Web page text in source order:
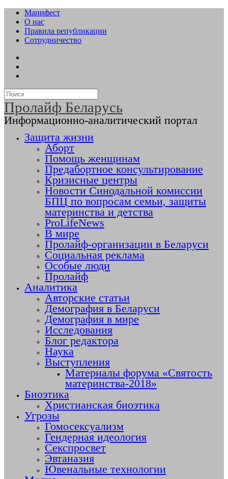
Манифест
О нас
Правила републикации
Сотрудничество
Пролайф Беларусь
Информационно-аналитический портал
Защита жизни
Аборт
Помощь женщинам
Предабортное консультирование
Кризисные центры
Новости Синодальной комиссии
БПЦ по вопросам семьи, защиты
материнства и детства
ProLifeNews
В мире
Пролайф-организации в Беларуси
Социальная реклама
Особые люди
Пролайф
Аналитика
Авторские статьи
Демография в Беларуси
Демография в мире
Исследования
Блог редактора
Наука
Выступления
Материалы форума «Святость
материнства-2018»
Биоэтика
Христианская биоэтика
Угрозы
Гомосексуализм
Гендерная идеология
Секспросвет
Эвтаназия
Ювенальные технологии